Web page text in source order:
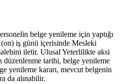
belge yenileme için yaptığı
iş günü içerisinde Mesleki
iletir. Ulusal Yeterlilikte aksi
tarihi, belge yenileme
yenileme kararı, mevcut belgenin
da alınabilir.